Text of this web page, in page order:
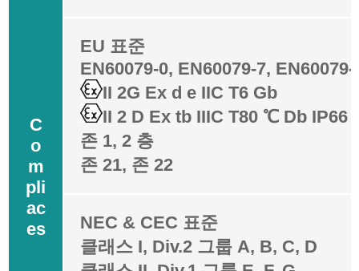
C
o
m
pli
ac
es
EU 표준
EN60079-0, EN60079-7,
II 2G Ex d e IIC T6 Gb
II 2 D Ex tb IIIC T80 ℃ Db IP66
존 1, 2 층
존 21, 존 22
NEC & CEC 표준
클래스 I, Div.2 그룹 A, B, C, D